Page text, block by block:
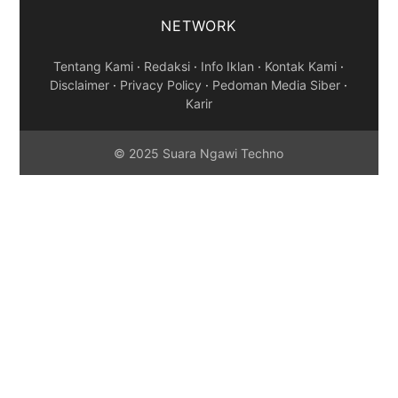
NETWORK
Tentang Kami · Redaksi · Info Iklan · Kontak Kami ·
Disclaimer · Privacy Policy · Pedoman Media Siber ·
Karir
© 2025 Suara Ngawi Techno